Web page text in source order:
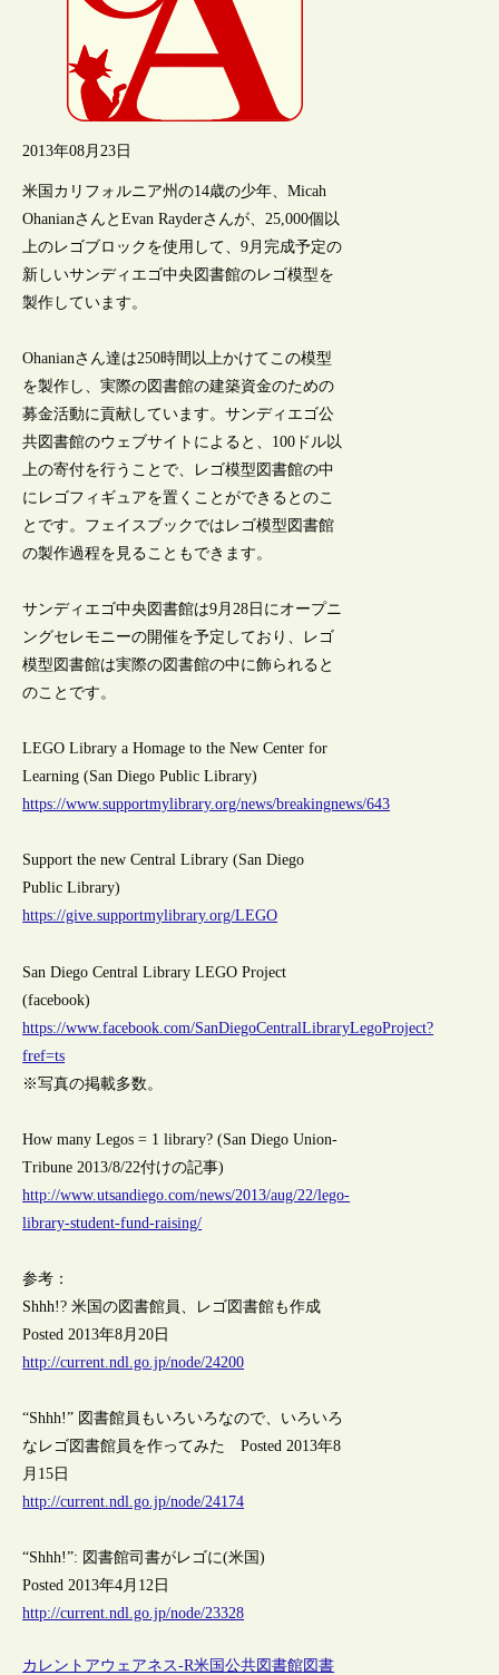
2013年08月23日
米国カリフォルニア州の14歳の少年、Micah
OhanianさんとEvan Rayderさんが、25,000個以
上のレゴブロックを使用して、9月完成予定の
新しいサンディエゴ中央図書館のレゴ模型を
製作しています。
Ohanianさん達は250時間以上かけてこの模型
を製作し、実際の図書館の建築資金のための
募金活動に貢献しています。サンディエゴ公
共図書館のウェブサイトによると、100ドル以
上の寄付を行うことで、レゴ模型図書館の中
にレゴフィギュアを置くことができるとのこ
とです。フェイスブックではレゴ模型図書館
の製作過程を見ることもできます。
サンディエゴ中央図書館は9月28日にオープニ
ングセレモニーの開催を予定しており、レゴ
模型図書館は実際の図書館の中に飾られると
のことです。
LEGO Library a Homage to the New Center for
Learning (San Diego Public Library)
https://www.supportmylibrary.org/news/breakingnews/643
Support the new Central Library (San Diego
Public Library)
https://give.supportmylibrary.org/LEGO
San Diego Central Library LEGO Project
(facebook)
https://www.facebook.com/SanDiegoCentralLibraryLegoProject?
fref=ts
※写真の掲載多数。
How many Legos = 1 library? (San Diego Union-
Tribune 2013/8/22付けの記事)
http://www.utsandiego.com/news/2013/aug/22/lego-
library-student-fund-raising/
参考：
Shhh!? 米国の図書館員、レゴ図書館も作成
Posted 2013年8月20日
http://current.ndl.go.jp/node/24200
“Shhh!” 図書館員もいろいろなので、いろいろ
なレゴ図書館員を作ってみた Posted 2013年8
月15日
http://current.ndl.go.jp/node/24174
“Shhh!”: 図書館司書がレゴに(米国)
Posted 2013年4月12日
http://current.ndl.go.jp/node/23328
カレントアウェアネス-R米国公共図書館図書